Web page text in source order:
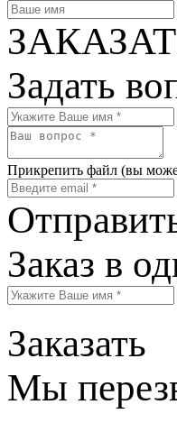
Задать
Прикрепить файл (вы
Заказ в
Заказать
Мы